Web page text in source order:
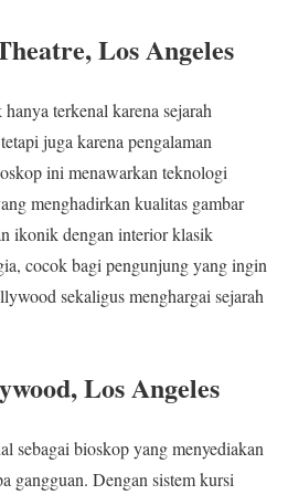
Los Angeles
terkenal karena sejarah
juga karena pengalaman
ini menawarkan teknologi
menghadirkan kualitas gambar
ikonik dengan interior klasik
cocok bagi pengunjung yang ingin
sekaligus menghargai sejarah
Los Angeles
sebagai bioskop yang menyediakan
gangguan. Dengan sistem kursi